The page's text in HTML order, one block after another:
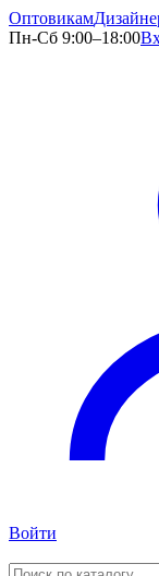
Оптовикам
Пн-Сб 9:00–18:00
Войти